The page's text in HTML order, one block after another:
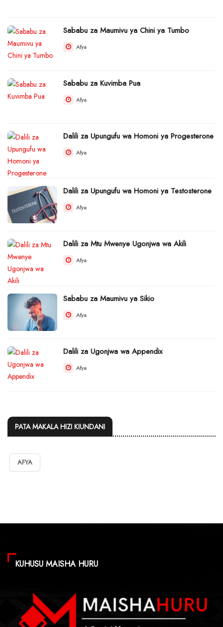
Sababu za Maumivu ya Chini ya Tumbo
Afya
Sababu za Kuvimba Pua
Afya
Dalili za Upungufu wa Homoni ya Progesterone
Afya
Dalili za Upungufu wa Homoni ya Testosterone
Afya
Dalili za Mtu Mwenye Ugonjwa wa Akili
Afya
Sababu za Maumivu ya Sikio
Afya
Dalili za Ugonjwa wa Appendix
Afya
PATA MAKALA HIZI KIUNDANI
AFYA
KUHUSU MAISHA HURU